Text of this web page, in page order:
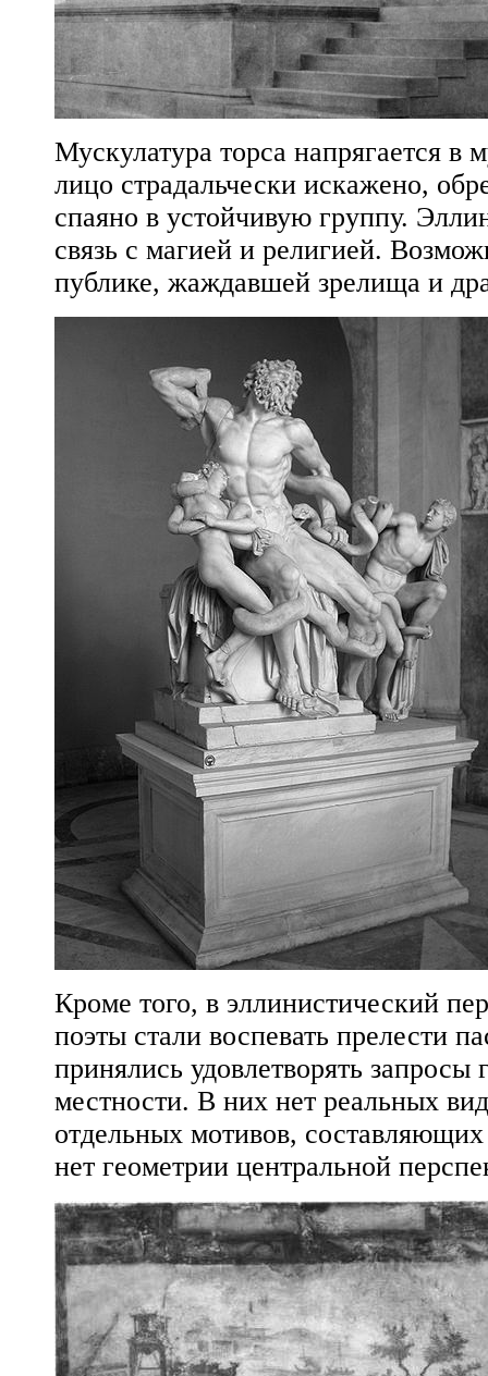
Мускулатура торса напрягается в
лицо страдальчески искажено,
спаяно в устойчивую группу.
связь с магией и религией.
публике, жаждавшей зрелища и
Кроме того, в эллинистический
поэты стали воспевать прелести
принялись удовлетворять
местности. В них нет реальных
отдельных мотивов,
нет геометрии центральной